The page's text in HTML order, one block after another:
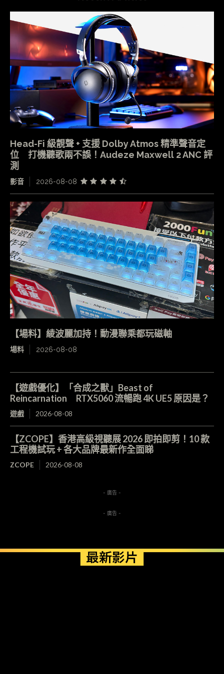
Head-Fi 級靚聲 + 支援 Dolby Atmos 精準聲音定
位 打機聽歌兩不誤！Audeze Maxwell 2 ANC 評
測
影音 2026-08-08
【場料】綾波麗加持！動漫聯乘都玩磁軸
場料 2026-08-08
【遊戲優化】「合成之獸」Beast of
Reincarnation RTX5060 流暢跑 4K UE5 原因是？
遊戲 2026-08-08
【ZCOPE】香港高級視聽展 2026 即拍即剪！10 款
工程機試玩 + 各大品牌最新作全面睇
ZCOPE 2026-08-08
- 廣告 -
- 廣告 -
最新影片